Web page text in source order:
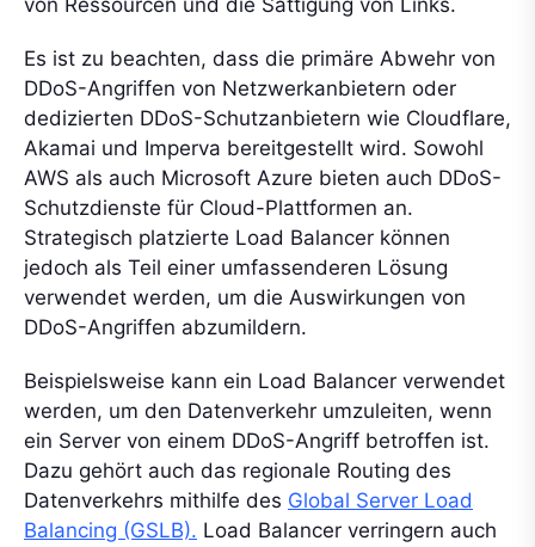
von Ressourcen und die Sättigung von Links.
Es ist zu beachten, dass die primäre Abwehr von
DDoS-Angriffen von Netzwerkanbietern oder
dedizierten DDoS-Schutzanbietern wie Cloudflare,
Akamai und Imperva bereitgestellt wird. Sowohl
AWS als auch Microsoft Azure bieten auch DDoS-
Schutzdienste für Cloud-Plattformen an.
Strategisch platzierte Load Balancer können
jedoch als Teil einer umfassenderen Lösung
verwendet werden, um die Auswirkungen von
DDoS-Angriffen abzumildern.
Beispielsweise kann ein Load Balancer verwendet
werden, um den Datenverkehr umzuleiten, wenn
ein Server von einem DDoS-Angriff betroffen ist.
Dazu gehört auch das regionale Routing des
Datenverkehrs mithilfe des Global Server Load
Balancing (GSLB). Load Balancer verringern auch